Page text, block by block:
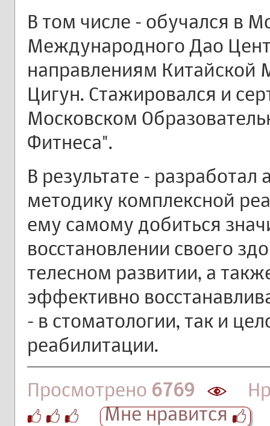
В том числе - обучался в
Международного Дао
направлениям Китайской
Цигун. Стажировался и
Московском
Фитнеса".
В результате -
методику комплексной
ему самому добиться
восстановлении своего
телесном развитии, а
эффективно
- в стоматологии, так и
реабилитации.
Просмотрено 6769
Мне нравится